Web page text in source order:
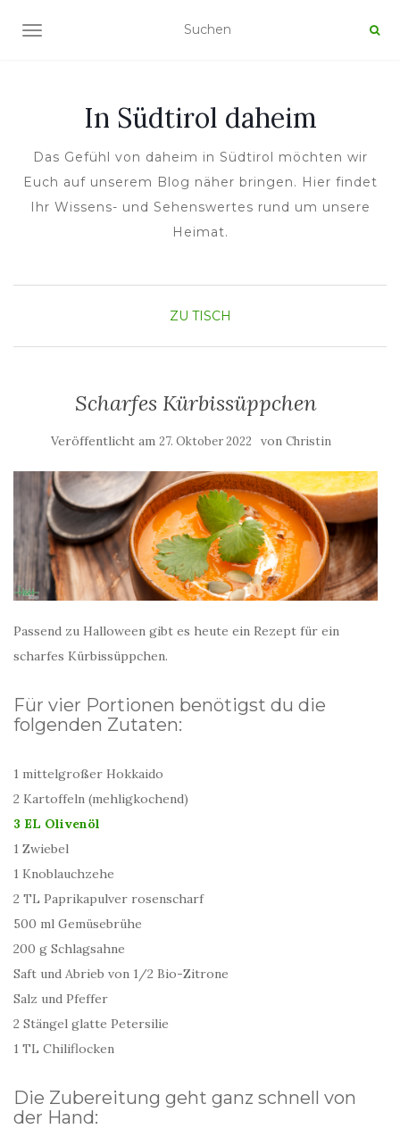
NAVIGATION UMSCHALTEN
In Südtirol daheim
Das Gefühl von daheim in Südtirol möchten wir
Euch auf unserem Blog näher bringen. Hier findet
Ihr Wissens- und Sehenswertes rund um unsere
Heimat.
ZU TISCH
Scharfes Kürbissüppchen
Veröffentlicht am 27. Oktober 2022 von Christin
Passend zu Halloween gibt es heute ein Rezept für ein
scharfes Kürbissüppchen.
Für vier Portionen benötigst du die
folgenden Zutaten:
1 mittelgroßer Hokkaido
2 Kartoffeln (mehligkochend)
3 EL Olivenöl
1 Zwiebel
1 Knoblauchzehe
2 TL Paprikapulver rosenscharf
500 ml Gemüsebrühe
200 g Schlagsahne
Saft und Abrieb von 1/2 Bio-Zitrone
Salz und Pfeffer
2 Stängel glatte Petersilie
1 TL Chiliflocken
Die Zubereitung geht ganz schnell von
der Hand: